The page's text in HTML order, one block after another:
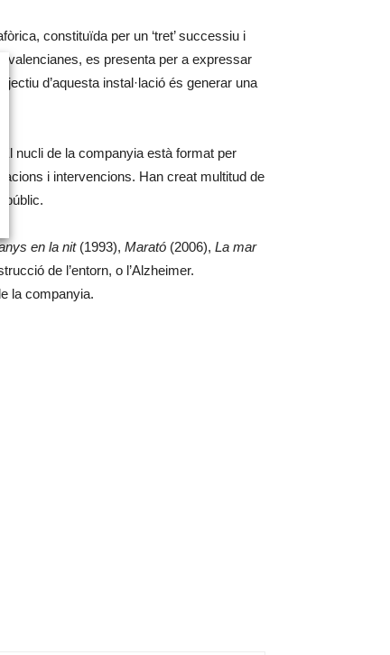
constituïda per un ‘tret’ successiu i
es presenta per a expressar
d’aquesta instal·lació és generar una
nucli de la companyia està format per
i intervencions. Han creat multitud de
públic.
en la nit(1993), Marató (2006), La mar
de l’entorn, o l’Alzheimer.
la companyia.